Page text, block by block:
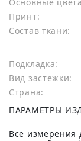
Принт:
Состав ткани:
Подкладка:
Вид застежки:
Страна:
ПАРАМЕТРЫ
Все измерения